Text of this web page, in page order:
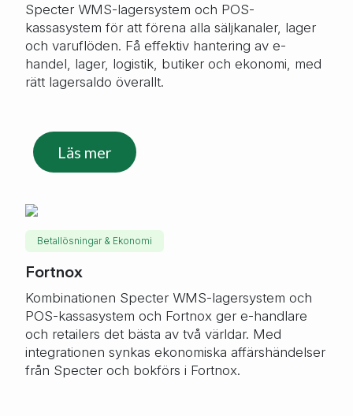
Specter WMS-lagersystem och POS-
kassasystem för att förena alla säljkanaler, lager
och varuflöden. Få effektiv hantering av e-
handel, lager, logistik, butiker och ekonomi, med
rätt lagersaldo överallt.
Läs mer
Betallösningar & Ekonomi
Fortnox
Kombinationen Specter WMS-lagersystem och
POS-kassasystem och Fortnox ger e-handlare
och retailers det bästa av två världar. Med
integrationen synkas ekonomiska affärshändelser
från Specter och bokförs i Fortnox.